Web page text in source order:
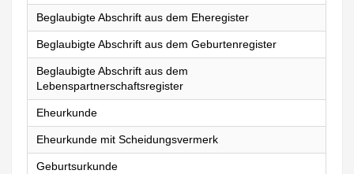
Beglaubigte Abschrift aus dem Eheregister
Beglaubigte Abschrift aus dem Geburtenregister
Beglaubigte Abschrift aus dem
Lebenspartnerschaftsregister
Eheurkunde
Eheurkunde mit Scheidungsvermerk
Geburtsurkunde